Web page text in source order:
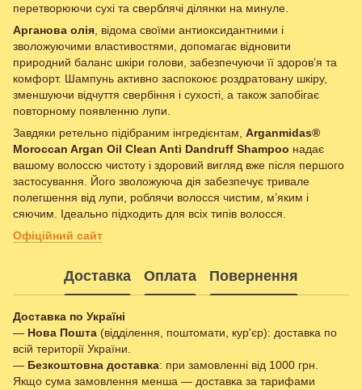
перетворюючи сухі та сверблячі ділянки на минуле.
Арганова олія , відома своїми антиоксидантними і
зволожуючими властивостями, допомагає відновити
природний баланс шкіри голови, забезпечуючи її здоров’я та
комфорт. Шампунь активно заспокоює роздратовану шкіру,
зменшуючи відчуття свербіння і сухості, а також запобігає
повторному появленню лупи.
Завдяки ретельно підібраним інгредієнтам, Arganmidas®
Moroccan Argan Oil Clean Anti Dandruff Shampoo надає
вашому волоссю чистоту і здоровий вигляд вже після першого
застосування. Його зволожуюча дія забезпечує тривале
полегшення від лупи, роблячи волосся чистим, м’яким і
сяючим. Ідеально підходить для всіх типів волосся.
Офіційний сайт
Доставка Оплата Повернення
Доставка по Україні
— Нова Пошта (відділення, поштомати, кур'єр): доставка по
всій території України.
— Безкоштовна доставка: при замовленні від 1000 грн.
Якщо сума замовлення менша — доставка за тарифами